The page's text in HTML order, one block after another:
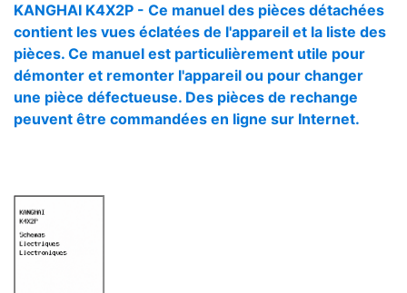
KANGHAI K4X2P - Ce manuel des pièces détachées
contient les vues éclatées de l'appareil et la liste des
pièces. Ce manuel est particulièrement utile pour
démonter et remonter l'appareil ou pour changer
une pièce défectueuse. Des pièces de rechange
peuvent être commandées en ligne sur Internet.